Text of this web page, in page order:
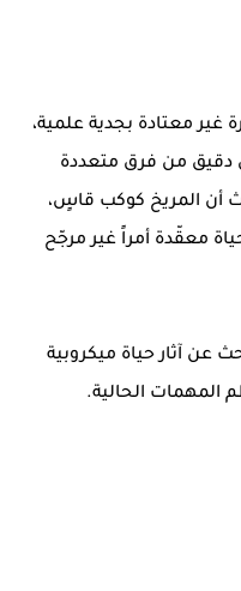
غير معتادة بجدية علمية،
دقيق من فرق متعددة
أن المريخ كوكب قاسٍ،
معقّدة أمراً غير مرجّح
عن آثار حياة ميكروبية
المهمات الحالية.